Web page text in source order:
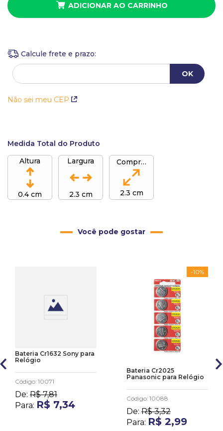
ADICIONAR AO CARRINHO
Não sei meu CEP
Medida Total do Produto
Altura
0.4 cm
Largura
2.3 cm
Comprimento
2.3 cm
Você pode gostar
Bateria Cr1632 Sony para
Relógio
Código: 10071
De: R$ 7,81
Para: R$ 7,34
-10%
Bateria Cr2025
Panasonic para Relógio
Código: 10088
De: R$ 3,32
Para: R$ 2,99